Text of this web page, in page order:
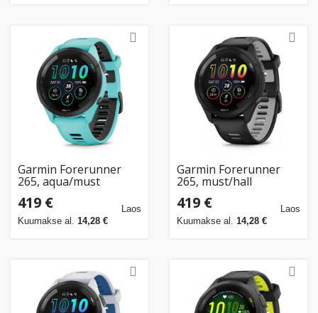
Garmin Forerunner
265, aqua/must
419 €
Kuumakse al. 14,28 €
Laos
Garmin Forerunner
265, must/hall
419 €
Kuumakse al. 14,28 €
Laos